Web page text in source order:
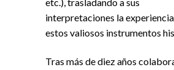
etc.), trasladando a sus
interpretaciones la
estos valiosos instrumentos
Tras más de diez años